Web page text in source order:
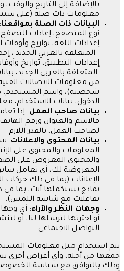
بالإضافة إلى التاريخ
معلومات ذات صلة (على
البيانات ذات الصلة بمواقعنا:
نوع المتصفح، إعادات التصفح،
إعدادات اللغة، تواريخ وأوقات
المتعلقة بالعربي الجديد ،
إعدادات التطبيق، تواريخ
المتعلقة بالعربي الجديد،
من معلومات الاتصالات
شخصية)، واسم المستخدم،
الدخول، بيانات الاستخدام،
بيانات صاحب العمل: إذا
فالاسم والعنوان ورقم الهاتف
لصاحب العمل، بالقدر اللازم
بيانات المحتوى والإعلانات:
المعلومات والمحتوى على
والمحتوى المعروض على
المعروضة لك، أي تعامل
الإعلانات (بما في ذلك حركات
نماذج تستكملها أنت، بما في
تفاعلات مع شاشة اللمس).
وجهات النظر والآراء: أي
أو اخترتها لترسلها لنا، أو
التواصل الاجتماعي.
يتم استخدام مثل معلومات
جمعها من أجله، وأي أغراض أخرى
وذلك بالتوافق مع سياسة